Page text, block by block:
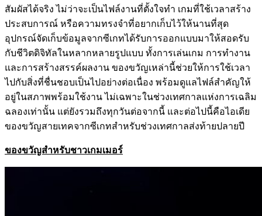
สัมผัสได้จริง ไม่ว่าจะเป็นไฟล์งานที่ตั้งใจทำ เกมที่ใช้เวลาสร้าง
ประสบการณ์ หรือความทรงจำที่อยากเก็บไว้ให้นานที่สุด
อุปกรณ์จัดเก็บข้อมูลจากซีเกทได้รับการออกแบบมาให้สอดรับ
กับชีวิตดิจิทัลในหลากหลายรูปแบบ ทั้งการเล่นเกม การทำงาน
และการสร้างสรรค์ผลงาน ของขวัญเหล่านี้ช่วยให้การใช้เวลา
ไปกับสิ่งที่ชื่นชอบเป็นไปอย่างต่อเนื่อง พร้อมดูแลไฟล์สำคัญให้
อยู่ในสภาพพร้อมใช้งาน ไม่เฉพาะในช่วงเทศกาลแห่งการเฉลิม
ฉลองเท่านั้น แต่ยังรวมถึงทุกวันต่อจากนี้ และต่อไปนี้คือไอเดีย
ของขวัญสายเทคจากซีเกทสำหรับช่วงเทศกาลส่งท้ายปลายปี
ของขวัญสำหรับชาวเกมเมอร์